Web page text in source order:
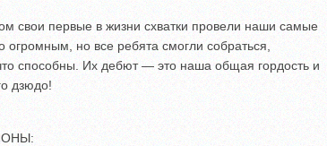
свои первые в жизни схватки провели наши самые
но все ребята смогли собраться,
способны. Их дебют — это наша общая гордость и
дзюдо!